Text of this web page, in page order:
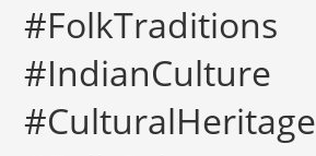
#FolkTraditions
#IndianCulture
#CulturalHeritage